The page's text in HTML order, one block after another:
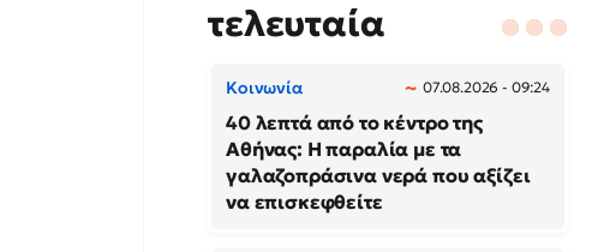
τελευταία
Κοινωνία 07.08.2026 - 09:24
40 λεπτά από το κέντρο της
Αθήνας: Η παραλία με τα
γαλαζοπράσινα νερά που αξίζει
να επισκεφθείτε